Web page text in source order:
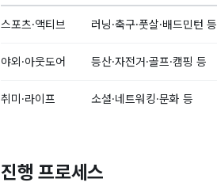
스포츠·액티브 러닝·축구·풋살·배드민턴 등
야외·아웃도어 등산·자전거·골프·캠핑 등
취미·라이프 소셜·네트워킹·문화 등
진행 프로세스